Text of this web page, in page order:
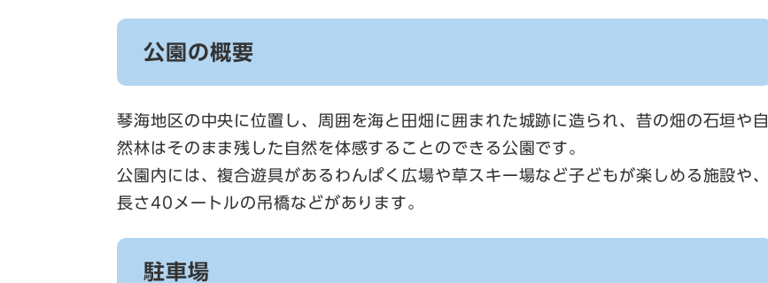
公園の概要
琴海地区の中央に位置し、周囲を海と田畑に囲まれた城跡に造られ、昔の畑の石垣や自
然林はそのまま残した自然を体感することのできる公園です。
公園内には、複合遊具があるわんぱく広場や草スキー場など子どもが楽しめる施設や、
長さ40メートルの吊橋などがあります。
駐車場